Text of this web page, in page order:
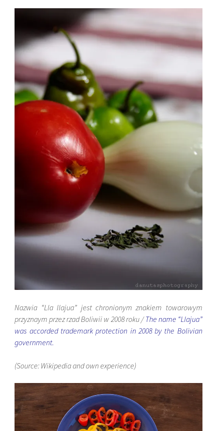
Nazwia “Lla llajua” jest chronionym znakiem towarowym
przyznaym przez rzad Boliwii w 2008 roku /The name “Llajua”
was accorded trademark protection in 2008 by the Bolivian
government.
(Source: Wikipedia and own experience)